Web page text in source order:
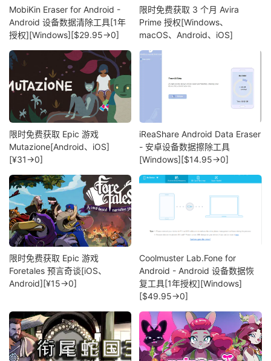
MobiKin Eraser for Android -
Android 设备数据清除工具[1年
授权][Windows][$29.95→0]
限时免费获取 3 个月 Avira
Prime 授权[Windows、
macOS、Android、iOS]
限时免费获取 Epic 游戏
Mutazione[Android、iOS]
[¥31→0]
iReaShare Android Data Eraser
- 安卓设备数据擦除工具
[Windows][$14.95→0]
限时免费获取 Epic 游戏
Foretales 预言奇谈[iOS、
Android][¥15→0]
Coolmuster Lab.Fone for
Android - Android 设备数据恢
复工具[1年授权][Windows]
[$49.95→0]